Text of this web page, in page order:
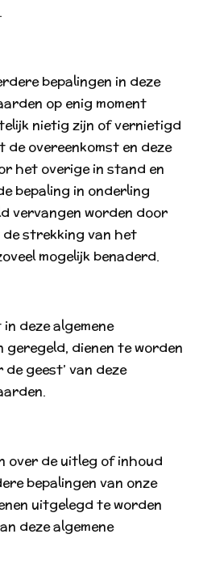
bepalingen in deze
op enig moment
nietig zijn of vernietigd
de overeenkomst en deze
het overige in stand en
bepaling in onderling
vervangen worden door
de strekking van het
mogelijk benaderd.
deze algemene
geregeld, dienen te worden
de geest’ van deze
over de uitleg of inhoud
bepalingen van onze
uitgelegd te worden
deze algemene